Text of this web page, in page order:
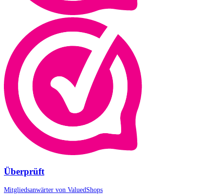
Überprüft
Mitgliedsanwärter von ValuedShops